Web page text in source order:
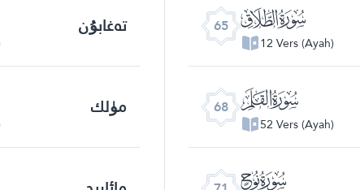
تەغابۇن 65 ﯮ
12 Vers (Ayah)
مۈلك 68 ﯱ
52 Vers (Ayah)
ﯴ